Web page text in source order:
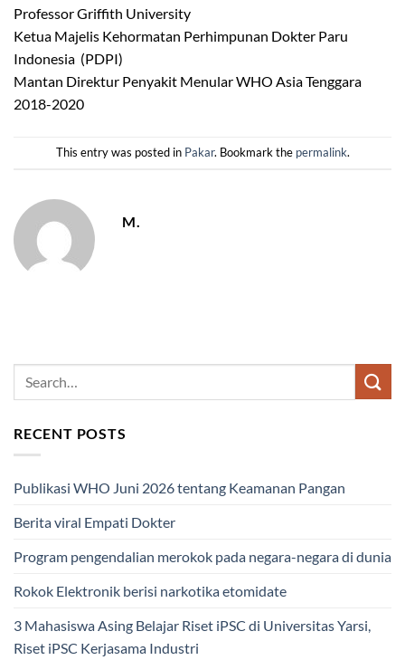
Professor Griffith University
Ketua Majelis Kehormatan Perhimpunan Dokter Paru
Indonesia (PDPI)
Mantan Direktur Penyakit Menular WHO Asia Tenggara
2018-2020
This entry was posted in Pakar. Bookmark the permalink.
M.
RECENT POSTS
Publikasi WHO Juni 2026 tentang Keamanan Pangan
Berita viral Empati Dokter
Program pengendalian merokok pada negara-negara di dunia
Rokok Elektronik berisi narkotika etomidate
3 Mahasiswa Asing Belajar Riset iPSC di Universitas Yarsi,
Riset iPSC Kerjasama Industri